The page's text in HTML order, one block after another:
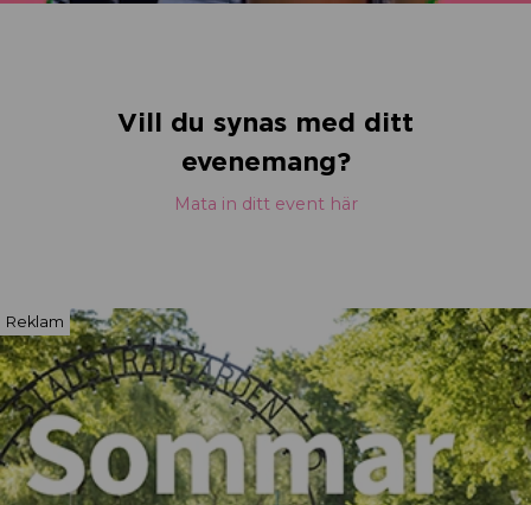
Vill du synas med ditt
evenemang?
Mata in ditt event här
Reklam